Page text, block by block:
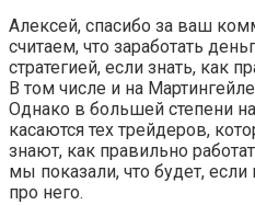
Алексей, спасибо за ваш
считаем, что заработать
стратегией, если знать, как
В том числе и на
Однако в большей степени
касаются тех трейдеров,
знают, как правильно
мы показали, что будет, если
про него.